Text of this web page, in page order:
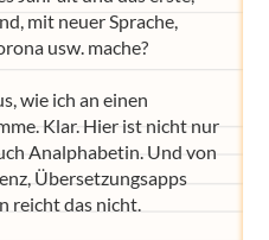
mit neuer Sprache,
usw. mache?
wie ich an einen
Klar. Hier ist nicht nur
Analphabetin. Und von
Übersetzungsapps
reicht das nicht.